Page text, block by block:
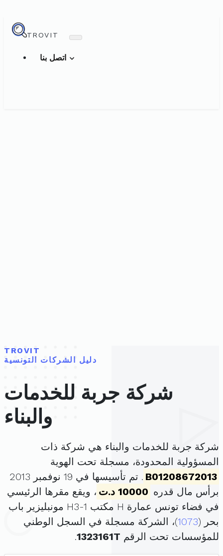
TROVIT
TROVIT
دليل الشركات التونسية
شركة جربة للخدمات
والبناء
شركة جربة للخدمات والبناء هي شركة ذات
المسؤولية المحدودة، مسجلة تحت الهوية
B01208672013
. تم تأسيسها في 19 نوفمبر 2013
برأس مال قدره 10000 د.ت
، ويقع مقرها الرئيسي
في فضاء تونس عمارة H مكتب H3-1 مونبليزير باب
بحر (1073)، الشركة مسجلة في السجل الوطني
للمؤسسات تحت الرقم 1323161T
.